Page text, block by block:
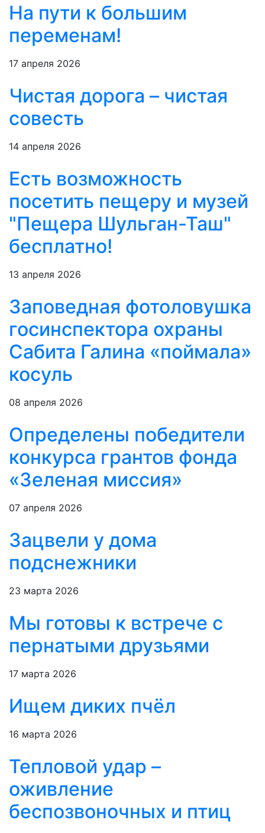
На пути к большим
переменам!
17 апреля 2026
Чистая дорога – чистая
совесть
14 апреля 2026
Есть возможность
посетить пещеру и музей
"Пещера Шульган-Таш"
бесплатно!
13 апреля 2026
Заповедная фотоловушка
госинспектора охраны
Сабита Галина «поймала»
косуль
08 апреля 2026
Определены победители
конкурса грантов фонда
«Зеленая миссия»
07 апреля 2026
Зацвели у дома
подснежники
23 марта 2026
Мы готовы к встрече с
пернатыми друзьями
17 марта 2026
Ищем диких пчёл
16 марта 2026
Тепловой удар –
оживление
беспозвоночных и птиц